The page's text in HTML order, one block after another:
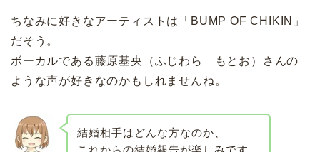
ちなみに好きなアーティストは「BUMP OF CHIKIN」
だそう。
ボーカルである藤原基央（ふじわら もとお）さんの
ような声が好きなのかもしれませんね。
結婚相手はどんな方なのか、
これからの結婚報告が楽しみです。